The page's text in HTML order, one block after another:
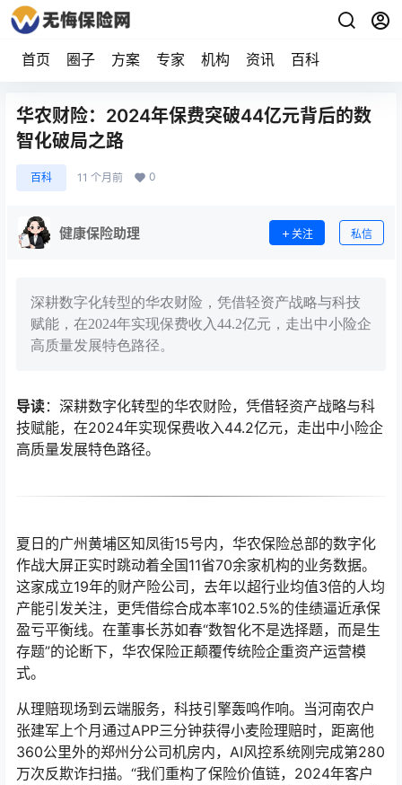
首页 圈子 方案 专家 机构 资讯 百科
华农财险：2024年保费突破44亿元背后的数
智化破局之路
百科 11 个月前 0
健康保险助理 关注 私信
深耕数字化转型的华农财险，凭借轻资产战略与科技
赋能，在2024年实现保费收入44.2亿元，走出中小险企
高质量发展特色路径。
导读：深耕数字化转型的华农财险，凭借轻资产战略与科
技赋能，在2024年实现保费收入44.2亿元，走出中小险企
高质量发展特色路径。
夏日的广州黄埔区知凤街15号内，华农保险总部的数字化
作战大屏正实时跳动着全国11省70余家机构的业务数据。
这家成立19年的财产险公司，去年以超行业均值3倍的人均
产能引发关注，更凭借综合成本率102.5%的佳绩逼近承保
盈亏平衡线。在董事长苏如春“数智化不是选择题，而是生
存题”的论断下，华农保险正颠覆传统险企重资产运营模
式。
从理赔现场到云端服务，科技引擎轰鸣作响。当河南农户
张建军上个月通过APP三分钟获得小麦险理赔时，距离他
360公里外的郑州分公司机房内，AI风控系统刚完成第280
万次反欺诈扫描。“我们重构了保险价值链，2024年客户